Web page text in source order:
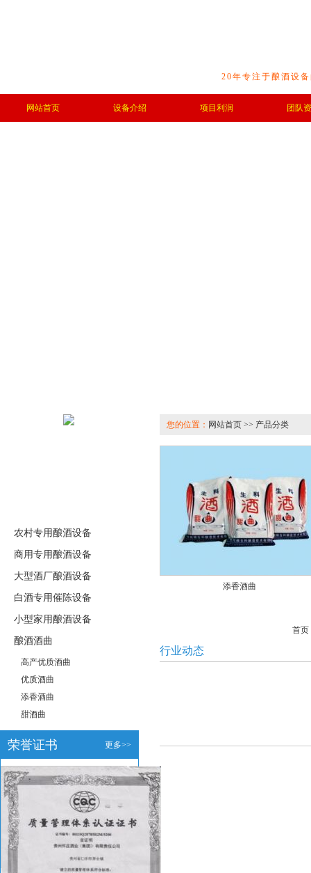
20年专注于酿酒设
网站首页 设备介绍 项目利润 团队
农村专用酿酒设备
商用专用酿酒设备
大型酒厂酿酒设备
白酒专用催陈设备
小型家用酿酒设备
酿酒酒曲
高产优质酒曲
优质酒曲
添香酒曲
甜酒曲
更多>>
荣誉证书
您的位置： 网站首页 >> 产品分类
添香酒曲
首页
行业动态